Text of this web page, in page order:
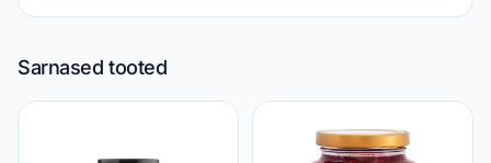
Sarnased tooted